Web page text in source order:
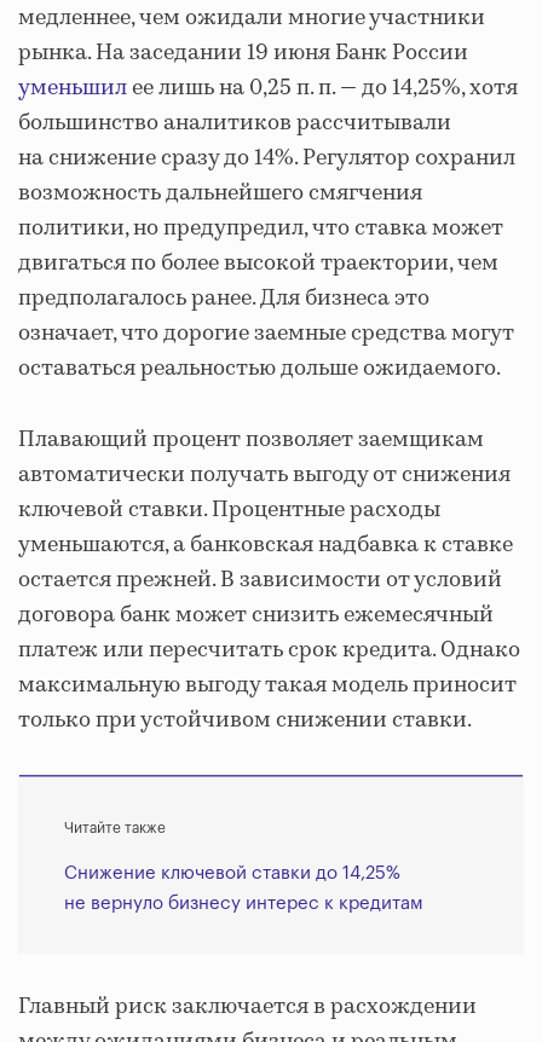
медленнее, чем ожидали многие участники
рынка. На заседании 19 июня Банк России
уменьшилее лишь на 0,25 п. п. — до 14,25%, хотя
большинство аналитиков рассчитывали
на снижение сразу до 14%. Регулятор сохранил
возможность дальнейшего смягчения
политики, но предупредил, что ставка может
двигаться по более высокой траектории, чем
предполагалось ранее. Для бизнеса это
означает, что дорогие заемные средства могут
оставаться реальностью дольше ожидаемого.
Плавающий процент позволяет заемщикам
автоматически получать выгоду от снижения
ключевой ставки. Процентные расходы
уменьшаются, а банковская надбавка к ставке
остается прежней. В зависимости от условий
договора банк может снизить ежемесячный
платеж или пересчитать срок кредита. Однако
максимальную выгоду такая модель приносит
только при устойчивом снижении ставки.
Читайте также
Снижение ключевой ставки до 14,25%
не вернуло бизнесу интерес к кредитам
Главный риск заключается в расхождении